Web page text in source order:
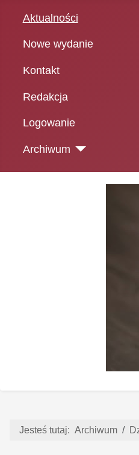
Aktualności
Nowe wydanie
Kontakt
Redakcja
Logowanie
Archiwum
Jesteś tutaj: Archiwum